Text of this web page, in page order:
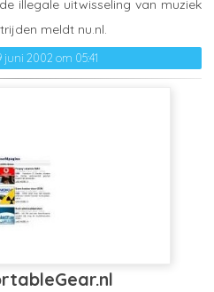
juni 2002 om 05:41
illegale uitwisseling van muziek
meldt nu.nl.